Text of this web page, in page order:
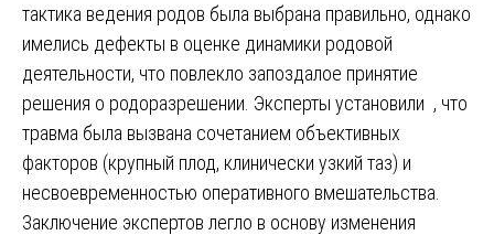
тактика ведения родов была выбрана правильно, однако
имелись дефекты в оценке динамики родовой
деятельности, что повлекло запоздалое принятие
решения о родоразрешении. Эксперты установили , что
травма была вызвана сочетанием объективных
факторов (крупный плод, клинически узкий таз) и
несвоевременностью оперативного вмешательства.
Заключение экспертов легло в основу изменения